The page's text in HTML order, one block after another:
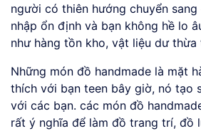
người có thiên hướng chuyển
nhập ổn định và bạn không hề lo
như hàng tồn kho, vật liệu dư thừa
Những món đồ handmade là mặt
thích với bạn teen bây giờ, nó tạo
với các bạn. các món đồ
rất ý nghĩa để làm đồ trang trí, đồ